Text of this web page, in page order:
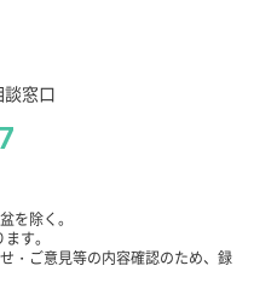
窓口
を除く。
す。
・ご意見等の内容確認のため、録